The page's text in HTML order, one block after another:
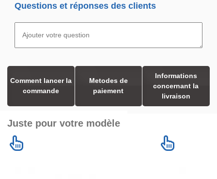
Questions et réponses des clients
Comment lancer la
commande
Metodes de
paiement
Informations
concernant la
livraison
Juste pour votre modèle